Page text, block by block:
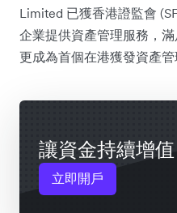
Limited 已獲香港證監會
企業提供資產管理服務，
更成為首個在港獲發資產管
讓資金持續增
立即開戶